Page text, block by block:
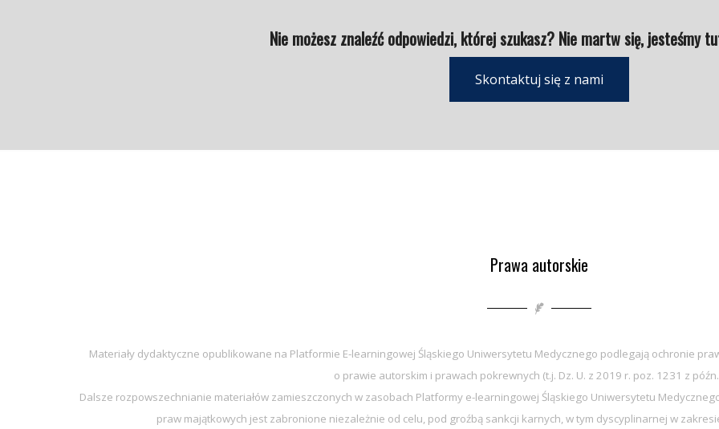
Nie możesz znaleźć odpowiedzi, której szukasz? Nie martw się, jesteśmy
Skontaktuj się z nami
Prawa autorskie
Materiały dydaktyczne opublikowane na Platformie E-learningowej Śląskiego Uniwersytetu Medycznego podlegają ochronie
o prawie autorskim i prawach pokrewnych (t.j. Dz. U. z 2019 r. poz. 1231 z
Dalsze rozpowszechnianie materiałów zamieszczonych w zasobach Platformy e-learningowej Śląskiego Uniwersytetu
praw majątkowych jest zabronione niezależnie od celu, pod groźbą sankcji karnych, w tym dyscyplinarnej w